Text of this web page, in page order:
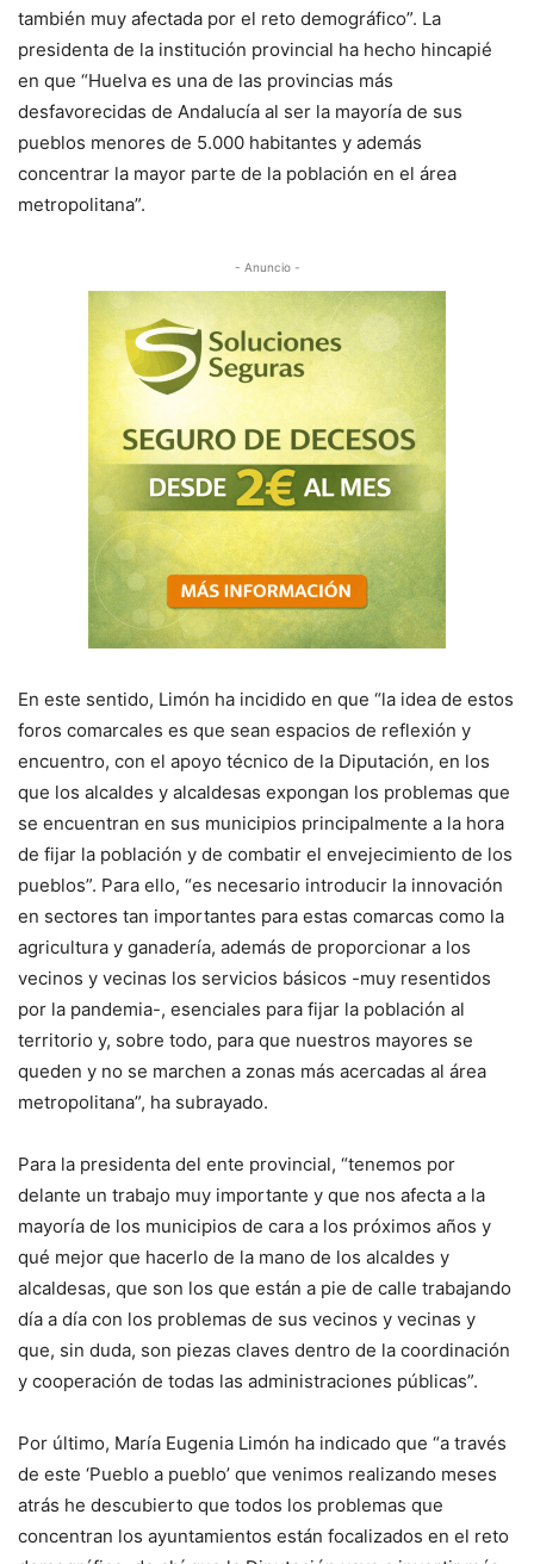
también muy afectada por el reto demográfico”. La
presidenta de la institución provincial ha hecho hincapié
en que “Huelva es una de las provincias más
desfavorecidas de Andalucía al ser la mayoría de sus
pueblos menores de 5.000 habitantes y además
concentrar la mayor parte de la población en el área
metropolitana”.
- Anuncio -
En este sentido, Limón ha incidido en que “la idea de estos
foros comarcales es que sean espacios de reflexión y
encuentro, con el apoyo técnico de la Diputación, en los
que los alcaldes y alcaldesas expongan los problemas que
se encuentran en sus municipios principalmente a la hora
de fijar la población y de combatir el envejecimiento de los
pueblos”. Para ello, “es necesario introducir la innovación
en sectores tan importantes para estas comarcas como la
agricultura y ganadería, además de proporcionar a los
vecinos y vecinas los servicios básicos -muy resentidos
por la pandemia-, esenciales para fijar la población al
territorio y, sobre todo, para que nuestros mayores se
queden y no se marchen a zonas más acercadas al área
metropolitana”, ha subrayado.
Para la presidenta del ente provincial, “tenemos por
delante un trabajo muy importante y que nos afecta a la
mayoría de los municipios de cara a los próximos años y
qué mejor que hacerlo de la mano de los alcaldes y
alcaldesas, que son los que están a pie de calle trabajando
día a día con los problemas de sus vecinos y vecinas y
que, sin duda, son piezas claves dentro de la coordinación
y cooperación de todas las administraciones públicas”.
Por último, María Eugenia Limón ha indicado que “a través
de este ‘Pueblo a pueblo’ que venimos realizando meses
atrás he descubierto que todos los problemas que
concentran los ayuntamientos están focalizados en el reto